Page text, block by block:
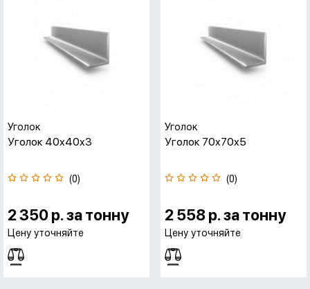
Уголок
Уголок 40x40x3
(0)
2 350 р. за тонну
Цену уточняйте
Уголок
Уголок 70x70x5
(0)
2 558 р. за тонну
Цену уточняйте